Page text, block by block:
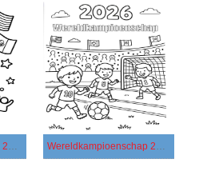
Wereldkampioenschap 2026 afdrukbaar basis Wereldkampioenschap 2026 afdrukbaar eenvoudig